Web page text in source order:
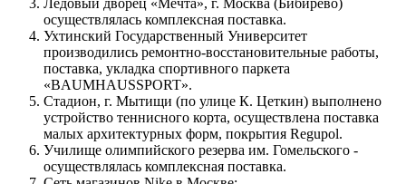
Ледовый дворец «Мечта», г. Москва (Бибирево)
осуществлялась комплексная поставка.
Ухтинский Государственный Университет
производились ремонтно-восстановительные работы,
поставка, укладка спортивного паркета
«BAUMHAUSSPORT».
Стадион, г. Мытищи (по улице К. Цеткин) выполнено
устройство теннисного корта, осуществлена поставка
малых архитектурных форм, покрытия Regupol.
Училище олимпийского резерва им. Гомельского -
осуществлялась комплексная поставка.